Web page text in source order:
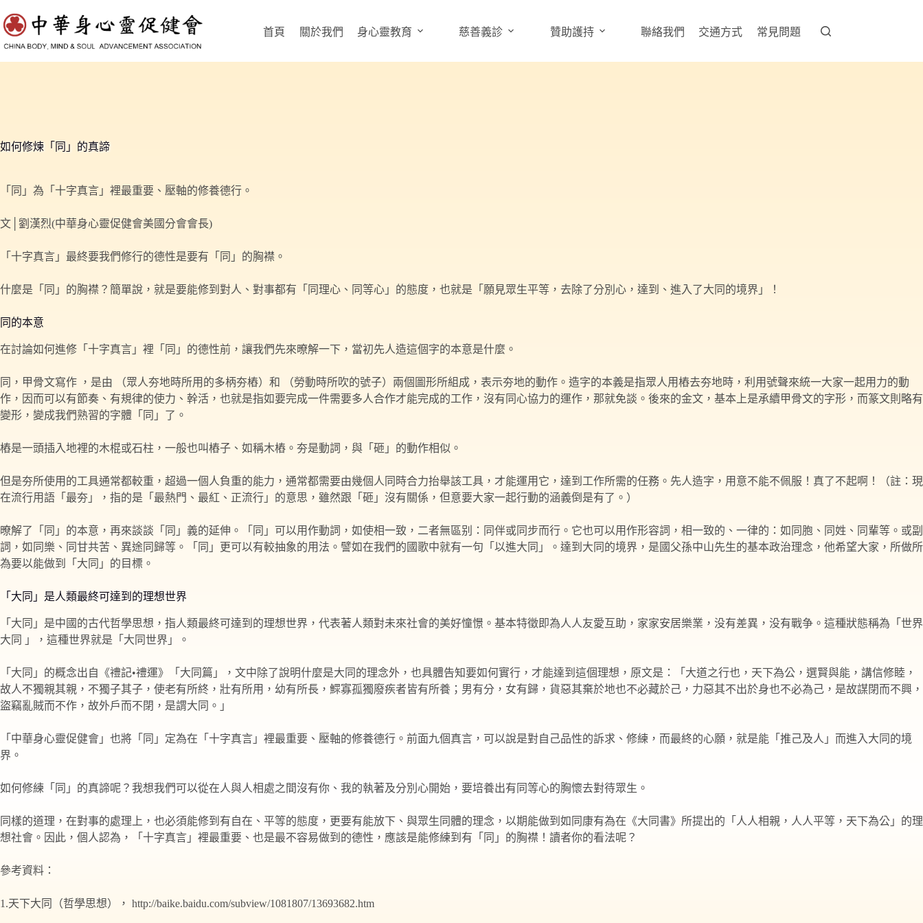
至
主
首頁 關於我們 身心靈教育 慈善義診 贊助護持 聯絡我們 交通方式 常見問題
如何修煉「同」的真諦
「同」為「十字真言」裡最重要、壓軸的修養德行。
文│劉漢烈(中華身心靈促健會美國分會會長)
「十字真言」最終要我們修行的德性是要有「同」的胸襟。
什麼是「同」的胸襟？簡單說，就是要能修到對人、對事都有「同理心、同等心」的態度，也就是「願見眾生平等，去除了分別心，達到、進入了大同的境界」！
同的本意
在討論如何進修「十字真言」裡「同」的德性前，讓我們先來暸解一下，當初先人造這個字的本意是什麼。
同，甲骨文寫作 ，是由 （眾人夯地時所用的多柄夯樁）和 （勞動時所吹的號子）兩個圖形所組成，表示夯地的動作。造字的本義是指眾人用樁去夯地時，利用號聲來統一大家一起用力的動
作，因而可以有節奏、有規律的使力、幹活，也就是指如要完成一件需要多人合作才能完成的工作，沒有同心協力的運作，那就免談。後來的金文，基本上是承續甲骨文的字形，而篆文則略有
變形，變成我們熟習的字體「同」了。
樁是一頭插入地裡的木棍或石柱，一般也叫樁子、如稱木樁。夯是動詞，與「砸」的動作相似。
但是夯所使用的工具通常都較重，超過一個人負重的能力，通常都需要由幾個人同時合力抬舉該工具，才能運用它，達到工作所需的任務。先人造字，用意不能不佩服！真了不起啊！（註：現
在流行用語「最夯」，指的是「最熱門、最紅、正流行」的意思，雖然跟「砸」沒有關係，但意要大家一起行動的涵義倒是有了。）
暸解了「同」的本意，再來談談「同」義的延伸。「同」可以用作動詞，如使相一致，二者無區别：同伴或同步而行。它也可以用作形容詞，相一致的、一律的：如同胞、同姓、同輩等。或副
詞，如同樂、同甘共苦、異途同歸等。「同」更可以有較抽象的用法。譬如在我們的國歌中就有一句「以進大同」。達到大同的境界，是國父孫中山先生的基本政治理念，他希望大家，所做所
為要以能做到「大同」的目標。
「大同」是人類最終可達到的理想世界
「大同」是中國的古代哲學思想，指人類最終可達到的理想世界，代表著人類對未來社會的美好憧憬。基本特徵即為人人友愛互助，家家安居樂業，没有差異，没有戰争。這種狀態稱為「世界
大同 」，這種世界就是「大同世界」。
「大同」的概念出自《禮記•禮運》「大同篇」，文中除了說明什麼是大同的理念外，也具體告知要如何實行，才能達到這個理想，原文是：「大道之行也，天下為公，選賢與能，講信修睦，
故人不獨親其親，不獨子其子，使老有所終，壯有所用，幼有所長，鰥寡孤獨廢疾者皆有所養；男有分，女有歸，貨惡其棄於地也不必藏於己，力惡其不出於身也不必為己，是故謀閉而不興，
盜竊亂賊而不作，故外戶而不閉，是謂大同。」
「中華身心靈促健會」也將「同」定為在「十字真言」裡最重要、壓軸的修養德行。前面九個真言，可以說是對自己品性的訴求、修練，而最終的心願，就是能「推己及人」而進入大同的境
界。
如何修練「同」的真諦呢？我想我們可以從在人與人相處之間沒有你、我的執著及分別心開始，要培養出有同等心的胸懷去對待眾生。
同樣的道理，在對事的處理上，也必須能修到有自在、平等的態度，更要有能放下、與眾生同體的理念，以期能做到如同康有為在《大同書》所提出的「人人相親，人人平等，天下為公」的理
想社會。因此，個人認為，「十字真言」裡最重要、也是最不容易做到的德性，應該是能修練到有「同」的胸襟！讀者你的看法呢？
參考資料：
1.天下大同（哲學思想）， http://baike.baidu.com/subview/1081807/13693682.htm